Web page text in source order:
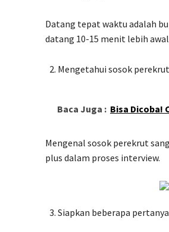
Datang tepat waktu adalah
datang 10-15 menit lebih
Mengetahui sosok perekrut
Baca Juga : Bisa Dicoba!
Mengenal sosok perekrut
plus dalam proses interview.
Siapkan beberapa